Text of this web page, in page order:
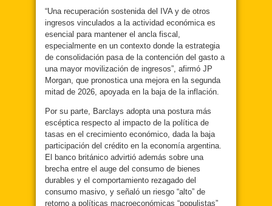
“Una recuperación sostenida del IVA y de otros
ingresos vinculados a la actividad económica es
esencial para mantener el ancla fiscal,
especialmente en un contexto donde la estrategia
de consolidación pasa de la contención del gasto a
una mayor movilización de ingresos”, afirmó JP
Morgan, que pronostica una mejora en la segunda
mitad de 2026, apoyada en la baja de la inflación.
Por su parte, Barclays adopta una postura más
escéptica respecto al impacto de la política de
tasas en el crecimiento económico, dada la baja
participación del crédito en la economía argentina.
El banco británico advirtió además sobre una
brecha entre el auge del consumo de bienes
durables y el comportamiento rezagado del
consumo masivo, y señaló un riesgo “alto” de
retorno a políticas macroeconómicas “populistas”